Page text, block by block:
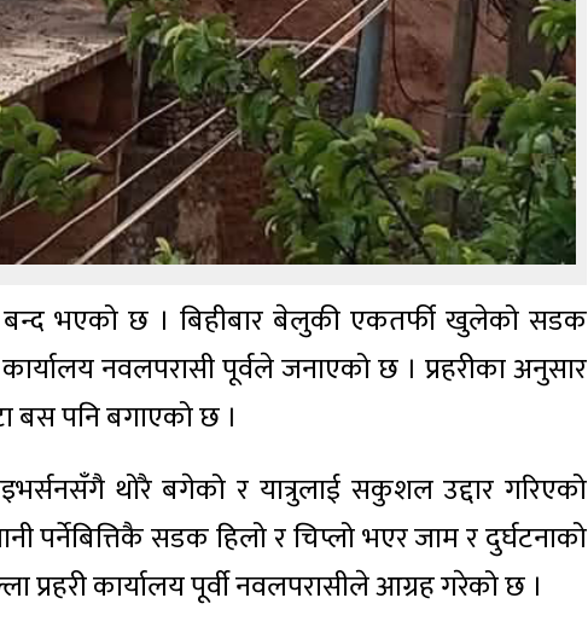
भएको छ । बिहीबार बेलुकी एकतर्फी खुलेको सडक
नवलपरासी पूर्वले जनाएको छ । प्रहरीका अनुसार
बस पनि बगाएको छ ।
थोरै बगेको र यात्रुलाई सकुशल उद्दार गरिएको
पर्नेबित्तिकै सडक हिलो र चिप्लो भएर जाम र दुर्घटनाको
कार्यालय पूर्वी नवलपरासीले आग्रह गरेको छ ।